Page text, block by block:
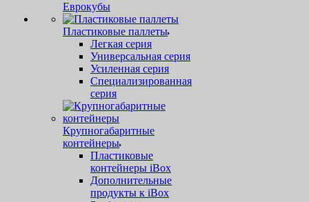
Еврокубы
Пластиковые паллеты
Легкая серия
Универсальная серия
Усиленная серия
Специализированная
серия
Крупногабаритные
контейнеры
Пластиковые
контейнеры iBox
Дополнительные
продукты к iBox